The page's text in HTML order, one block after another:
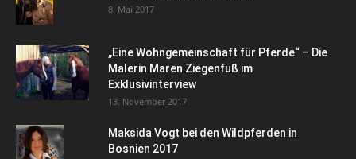
8. Mai 2017
„Eine Wohngemeinschaft für Pferde“ – Die
Malerin Maren Ziegenfuß im
Exklusivinterview
13. November 2017
Maksida Vogt bei den Wildpferden in
Bosnien 2017